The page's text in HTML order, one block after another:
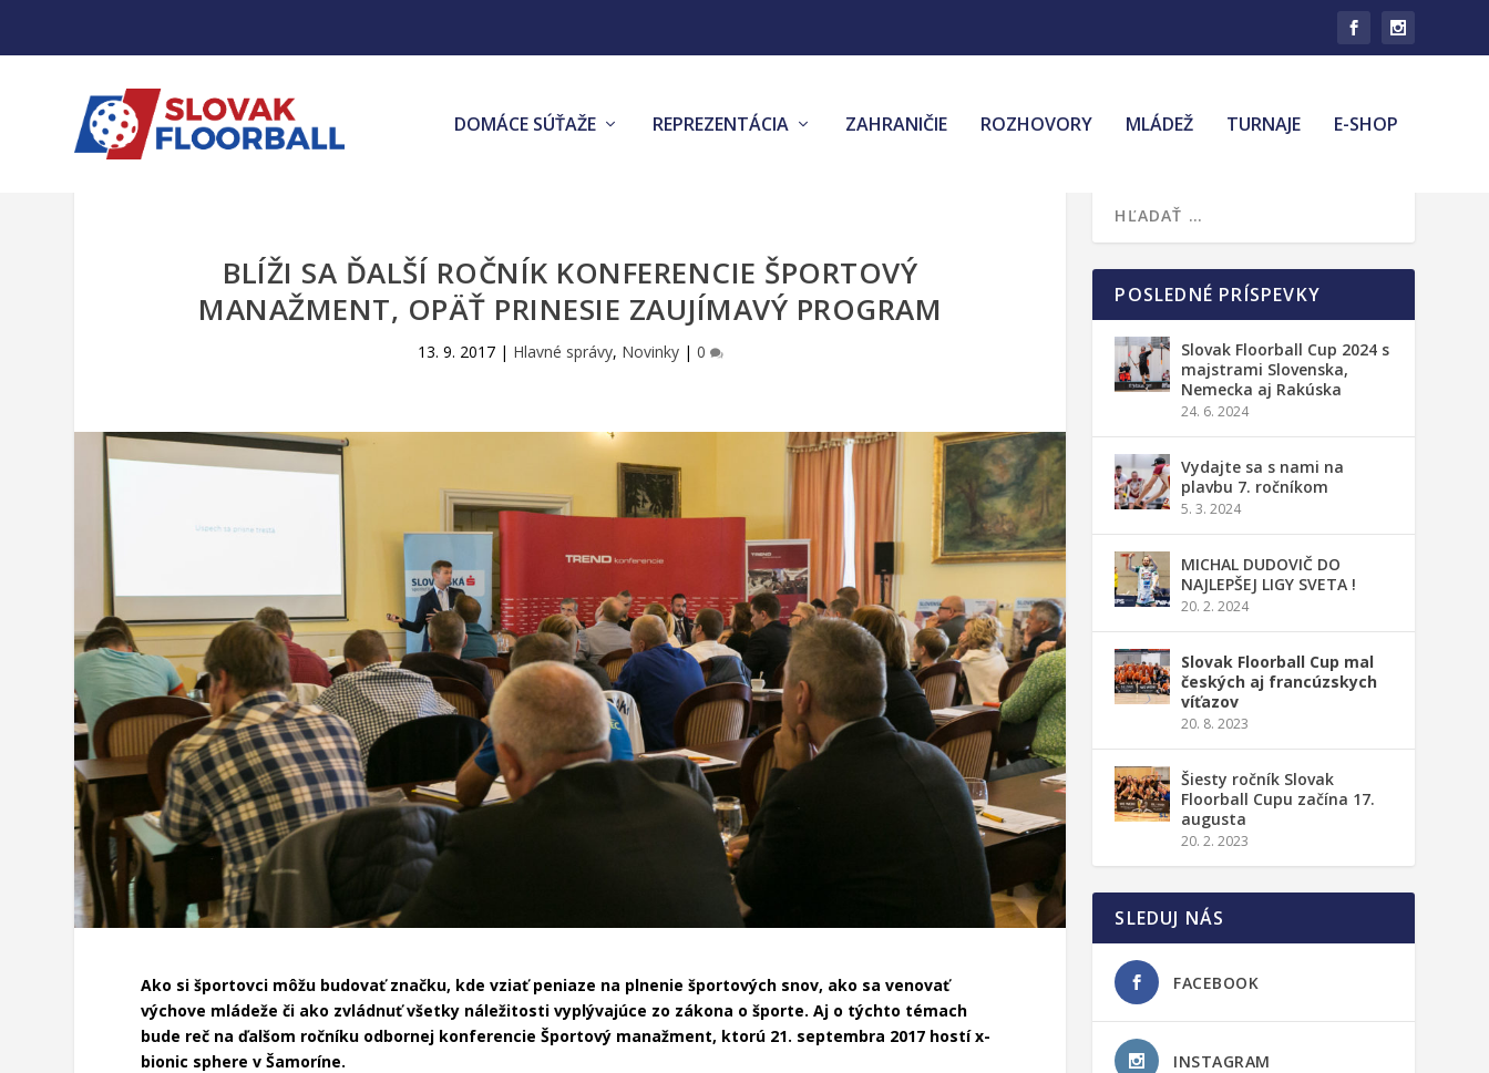
DOMÁCE SÚŤAŽE REPREZENTÁCIA ZAHRANIČIE ROZHOVORY MLÁDEŽ TURNAJE E-SHOP
BLÍŽI SA ĎALŠÍ ROČNÍK KONFERENCIE ŠPORTOVÝ
MANAŽMENT, OPÄŤ PRINESIE ZAUJÍMAVÝ PROGRAM
13. 9. 2017| Hlavné správy, Novinky| 0
Ako si športovci môžu budovať značku, kde vziať peniaze na plnenie športových snov, ako sa venovať
výchove mládeže či ako zvládnuť všetky náležitosti vyplývajúce zo zákona o športe. Aj o týchto témach
bude reč na ďalšom ročníku odbornej konferencie Športový manažment, ktorú 21. septembra 2017 hostí x-
bionic sphere v Šamoríne.
POSLEDNÉ PRÍSPEVKY
Slovak Floorball Cup 2024 s
majstrami Slovenska,
Nemecka aj Rakúska
24. 6. 2024
Vydajte sa s nami na
plavbu 7. ročníkom
5. 3. 2024
MICHAL DUDOVIČ DO
NAJLEPŠEJ LIGY SVETA !
20. 2. 2024
Slovak Floorball Cup mal
českých aj francúzskych
víťazov
20. 8. 2023
Šiesty ročník Slovak
Floorball Cupu začína 17.
augusta
20. 2. 2023
SLEDUJ NÁS
FACEBOOK
INSTAGRAM